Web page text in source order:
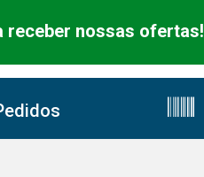
receber nossas ofertas!